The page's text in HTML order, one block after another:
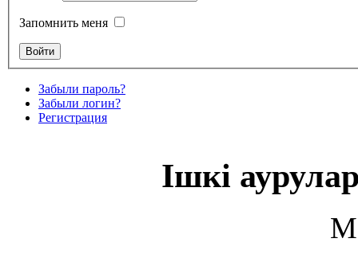
Запомнить меня
Забыли пароль?
Забыли логин?
Регистрация
Ішкі